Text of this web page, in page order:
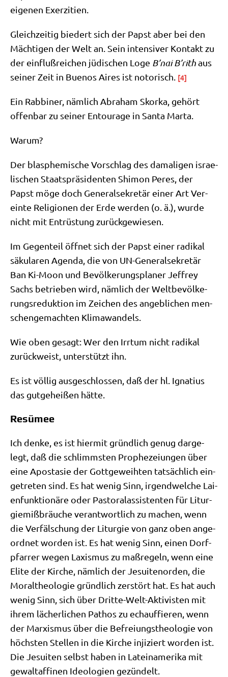
eige­nen Exerzitien.
Gleich­zei­tig bie­dert sich der Papst aber bei den
Mäch­ti­gen der Welt an. Sein inten­si­ver Kon­takt zu
der ein­fluß­rei­chen jüdi­schen Loge B’nai B’rithaus
sei­ner Zeit in Bue­nos Aires ist noto­risch. [4]
Ein Rab­bi­ner, näm­lich Abra­ham Skorka, gehört
offen­bar zu sei­ner Entou­ra­ge in San­ta Marta.
War­um?
Der blas­phe­mi­sche Vor­schlag des dama­li­gen israe­
li­schen Staats­prä­si­den­ten Shi­mon Peres, der
Papst möge doch Gene­ral­se­kre­tär einer Art Ver­
ein­te Reli­gio­nen der Erde wer­den (o. ä.), wur­de
nicht mit Ent­rü­stung zurückgewiesen.
Im Gegen­teil öff­net sich der Papst einer radi­kal
säku­la­ren Agen­da, die von UN-Gene­ral­se­kre­tär
Ban Ki-Moon und Bevöl­ke­rungs­pla­ner Jef­frey
Sachs betrie­ben wird, näm­lich der Welt­be­völ­ke­
rungs­re­duk­ti­on im Zei­chen des angeb­li­chen men­
schen­ge­mach­ten Klimawandels.
Wie oben gesagt: Wer den Irr­tum nicht radi­kal
zurück­weist, unter­stützt ihn.
Es ist völ­lig aus­ge­schlos­sen, daß der hl. Igna­ti­us
das gut­ge­hei­ßen hätte.
Resümee
Ich den­ke, es ist hier­mit gründ­lich genug dar­ge­
legt, daß die schlimm­sten Pro­phe­zei­un­gen über
eine Apo­sta­sie der Gott­ge­weih­ten tat­säch­lich ein­
ge­tre­ten sind. Es hat wenig Sinn, irgend­wel­che Lai­
en­funk­tio­nä­re oder Pasto­ral­as­si­sten­ten für Lit­ur­
gie­miß­bräu­che ver­ant­wort­lich zu machen, wenn
die Ver­fäl­schung der Lit­ur­gie von ganz oben ange­
ord­net wor­den ist. Es hat wenig Sinn, einen Dorf­
pfar­rer wegen Laxis­mus zu maß­re­geln, wenn eine
Eli­te der Kir­che, näm­lich der Jesui­ten­or­den, die
Moral­theo­lo­gie gründ­lich zer­stört hat. Es hat auch
wenig Sinn, sich über Drit­te-Welt-Akti­vi­sten mit
ihrem lächer­li­chen Pathos zu echauf­fie­ren, wenn
der Mar­xis­mus über die Befrei­ungs­theo­lo­gie von
höch­sten Stel­len in die Kir­che inji­ziert wor­den ist.
Die Jesui­ten selbst haben in Latein­ame­ri­ka mit
gewalt­a­ffi­nen Ideo­lo­gien gezündelt.